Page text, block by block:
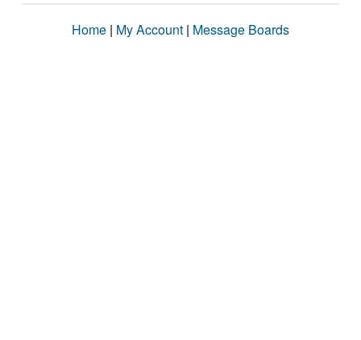
Home | My Account | Message Boards